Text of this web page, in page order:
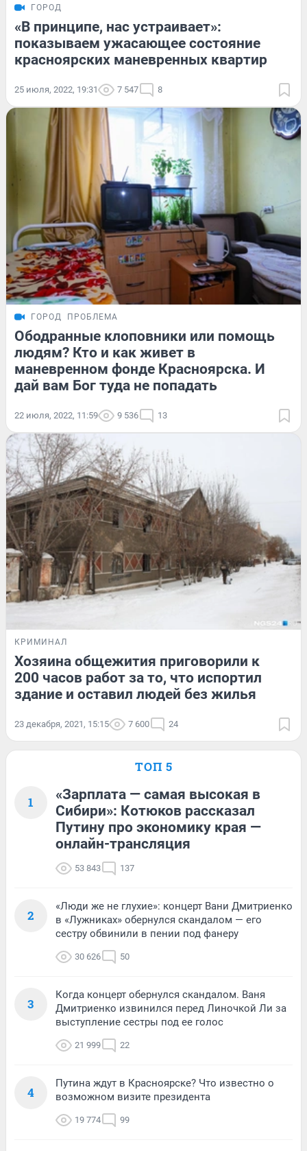
ГОРОД
«В принципе, нас устраивает»:
показываем ужасающее состояние
красноярских маневренных квартир
25 июля, 2022, 19:31 7 547 8
ГОРОД ПРОБЛЕМА
Ободранные клоповники или помощь
людям? Кто и как живет в
маневренном фонде Красноярска. И
дай вам Бог туда не попадать
22 июля, 2022, 11:59 9 536 13
КРИМИНАЛ
Хозяина общежития приговорили к
200 часов работ за то, что испортил
здание и оставил людей без жилья
23 декабря, 2021, 15:15 7 600 24
ТОП 5
1
«Зарплата — самая высокая в
Сибири»: Котюков рассказал
Путину про экономику края —
онлайн-трансляция
53 843 137
2
«Люди же не глухие»: концерт Вани Дмитриенко
в «Лужниках» обернулся скандалом — его
сестру обвинили в пении под фанеру
30 626 50
3
Когда концерт обернулся скандалом. Ваня
Дмитриенко извинился перед Линочкой Ли за
выступление сестры под ее голос
21 999 22
4
Путина ждут в Красноярске? Что известно о
возможном визите президента
19 774 99